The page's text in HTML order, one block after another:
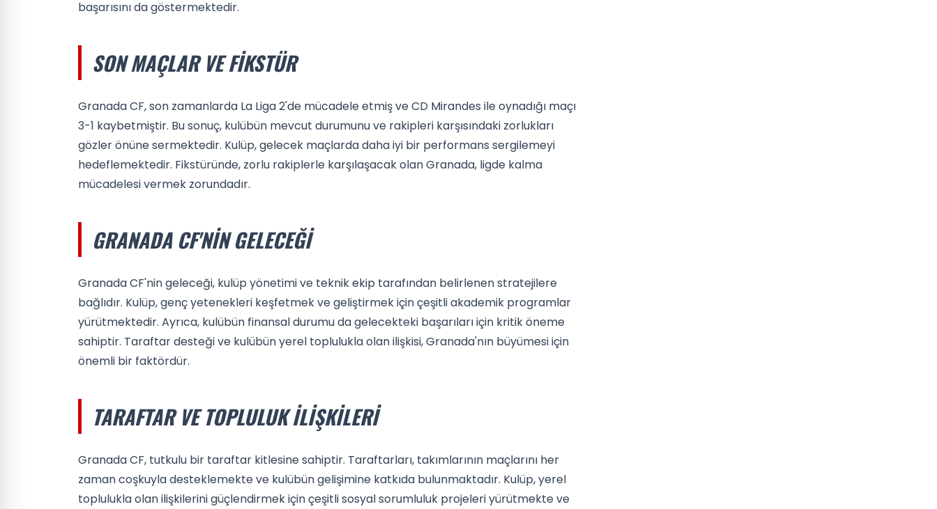
başarısını da göstermektedir.
SON MAÇLAR VE FIKSTÜR
Granada CF, son zamanlarda La Liga 2'de mücadele etmiş ve CD Mirandes ile oynadığı maçı
3-1 kaybetmiştir. Bu sonuç, kulübün mevcut durumunu ve rakipleri karşısındaki zorlukları
gözler önüne sermektedir. Kulüp, gelecek maçlarda daha iyi bir performans sergilemeyi
hedeflemektedir. Fikstüründe, zorlu rakiplerle karşılaşacak olan Granada, ligde kalma
mücadelesi vermek zorundadır.
GRANADA CF'NIN GELECEĞI
Granada CF'nin geleceği, kulüp yönetimi ve teknik ekip tarafından belirlenen stratejilere
bağlıdır. Kulüp, genç yetenekleri keşfetmek ve geliştirmek için çeşitli akademik programlar
yürütmektedir. Ayrıca, kulübün finansal durumu da gelecekteki başarıları için kritik öneme
sahiptir. Taraftar desteği ve kulübün yerel toplulukla olan ilişkisi, Granada'nın büyümesi için
önemli bir faktördür.
TARAFTAR VE TOPLULUK İLIŞKILERI
Granada CF, tutkulu bir taraftar kitlesine sahiptir. Taraftarları, takımlarının maçlarını her
zaman coşkuyla desteklemekte ve kulübün gelişimine katkıda bulunmaktadır. Kulüp, yerel
toplulukla olan ilişkilerini güçlendirmek için çeşitli sosyal sorumluluk projeleri yürütmekte ve